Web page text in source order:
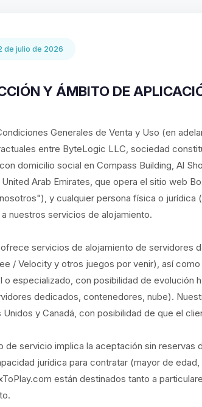
de julio de 2026
Y ÁMBITO DE
Generales de Venta y Uso (en
entre ByteLogic LLC, sociedad
domicilio social en Compass Building, Al
United Arab Emirates, que opera el sitio web
y cualquier persona física o jurídica
nuestros servicios de alojamiento.
servicios de alojamiento de servidores
/ Velocity y otros juegos por venir), así
o especializado, con posibilidad de evolución
dedicados, contenedores, nube).
Unidos y Canadá, con posibilidad de que el
de servicio implica la aceptación sin reservas
jurídica para contratar (mayor de
están destinados tanto a